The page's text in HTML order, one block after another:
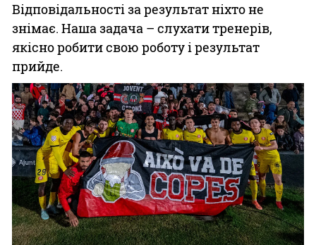
Відповідальності за результат ніхто не
знімає. Наша задача – слухати тренерів,
якісно робити свою роботу і результат
прийде.